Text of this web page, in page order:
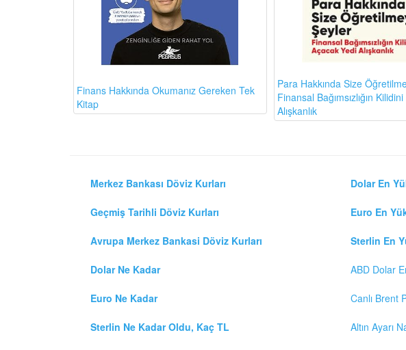
Finans Hakkında Okumanız Gereken Tek
Kitap
Para Hakkında Size
Finansal Bağımsızlığın
Alışkanlık
Merkez Bankası Döviz Kurları
Geçmiş Tarihli Döviz Kurları
Avrupa Merkez Bankasi Döviz Kurları
Dolar Ne Kadar
Euro Ne Kadar
Sterlin Ne Kadar Oldu, Kaç TL
Dolar En
Euro En
Sterlin En
ABD Dolar
Canlı Brent
Altın Ayarı